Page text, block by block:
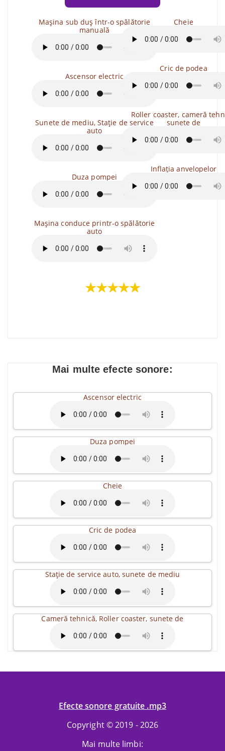
Mașina sub duș într-o spălătorie
manuală
Ascensor electric
Sunete de mediu, Stație de service
auto
Duza pompei
Mașina conduce printr-o spălătorie
auto
Cheie
Cric de podea
Roller coaster, cameră
sunete de
Inflația anvelopelor
★★★★★
Mai multe efecte sonore:
Ascensor electric
Duza pompei
Cheie
Cric de podea
Stație de service auto, sunete de mediu
Cameră tehnică, Roller coaster, sunete de
Efecte sonore gratuite .mp3
Copyright © 2019 - 2026
Mai multe limbi: